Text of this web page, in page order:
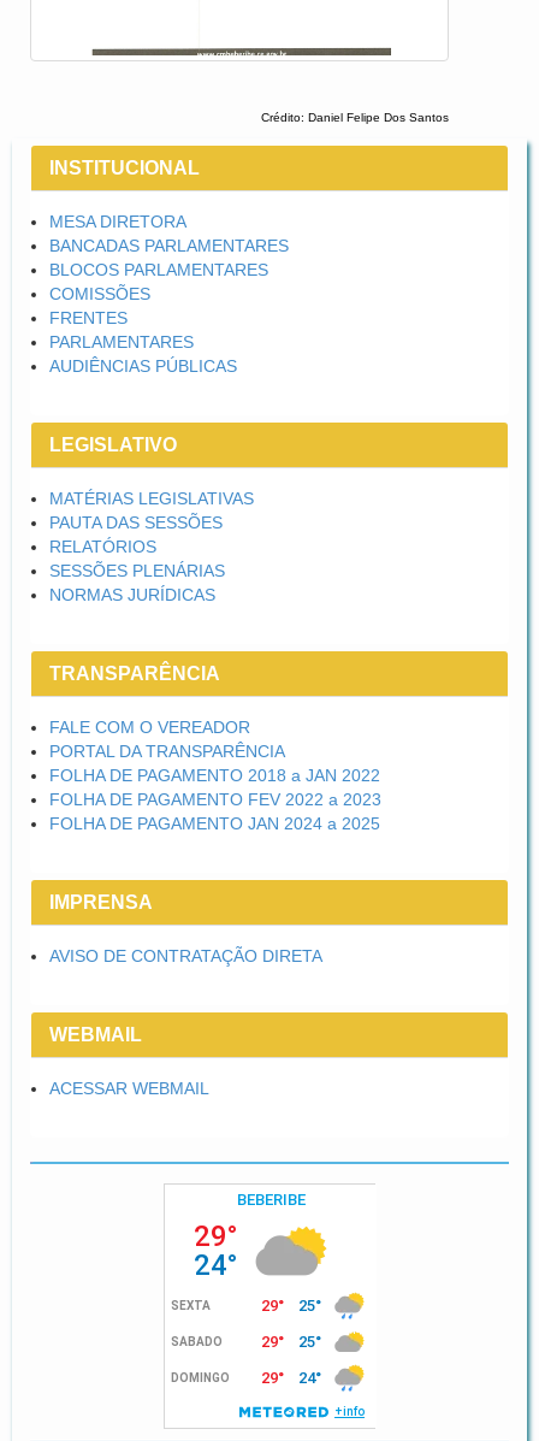
Crédito: Daniel Felipe Dos Santos
INSTITUCIONAL
MESA DIRETORA
BANCADAS PARLAMENTARES
BLOCOS PARLAMENTARES
COMISSÕES
FRENTES
PARLAMENTARES
AUDIÊNCIAS PÚBLICAS
LEGISLATIVO
MATÉRIAS LEGISLATIVAS
PAUTA DAS SESSÕES
RELATÓRIOS
SESSÕES PLENÁRIAS
NORMAS JURÍDICAS
TRANSPARÊNCIA
FALE COM O VEREADOR
PORTAL DA TRANSPARÊNCIA
FOLHA DE PAGAMENTO 2018 a JAN 2022
FOLHA DE PAGAMENTO FEV 2022 a 2023
FOLHA DE PAGAMENTO JAN 2024 a 2025
IMPRENSA
AVISO DE CONTRATAÇÃO DIRETA
WEBMAIL
ACESSAR WEBMAIL